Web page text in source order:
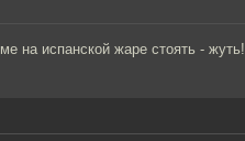
на испанской жаре стоять - жуть!